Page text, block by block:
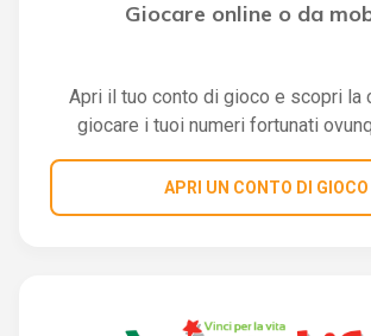
Giocare online o da
Apri il tuo conto di gioco e scopri la
giocare i tuoi numeri fortunati
APRI UN CONTO DI GIOCO